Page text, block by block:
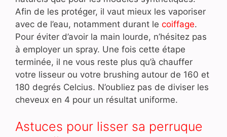
Afin de les protéger, il vaut mieux les vaporiser
avec de l’eau, notamment durant le coiffage.
Pour éviter d’avoir la main lourde, n’hésitez pas
à employer un spray. Une fois cette étape
terminée, il ne vous reste plus qu’à chauffer
votre lisseur ou votre brushing autour de 160 et
180 degrés Celcius. N’oubliez pas de diviser les
cheveux en 4 pour un résultat uniforme.
Astuces pour lisser sa perruque